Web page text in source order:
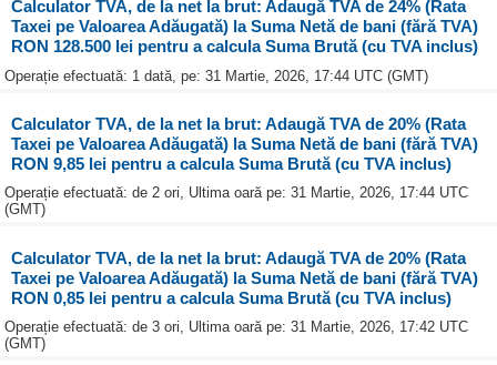
Calculator TVA, de la net la brut: Adaugă TVA de 24% (Rata
Taxei pe Valoarea Adăugată) la Suma Netă de bani (fără TVA)
RON 128.500 lei pentru a calcula Suma Brută (cu TVA inclus)
Operație efectuată: 1 dată, pe: 31 Martie, 2026, 17:44 UTC (GMT)
Calculator TVA, de la net la brut: Adaugă TVA de 20% (Rata
Taxei pe Valoarea Adăugată) la Suma Netă de bani (fără TVA)
RON 9,85 lei pentru a calcula Suma Brută (cu TVA inclus)
Operație efectuată: de 2 ori, Ultima oară pe: 31 Martie, 2026, 17:44 UTC
(GMT)
Calculator TVA, de la net la brut: Adaugă TVA de 20% (Rata
Taxei pe Valoarea Adăugată) la Suma Netă de bani (fără TVA)
RON 0,85 lei pentru a calcula Suma Brută (cu TVA inclus)
Operație efectuată: de 3 ori, Ultima oară pe: 31 Martie, 2026, 17:42 UTC
(GMT)